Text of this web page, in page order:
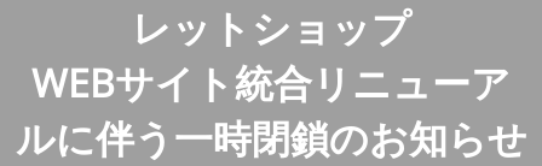
レットショップ
WEBサイト統合リニューア
ルに伴う一時閉鎖のお知らせ